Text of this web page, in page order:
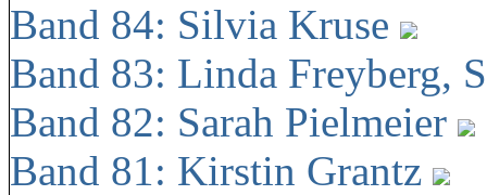
Band 84: Silvia Kruse
Band 83: Linda Freyberg,
Band 82: Sarah Pielmeier
Band 81: Kirstin Grantz